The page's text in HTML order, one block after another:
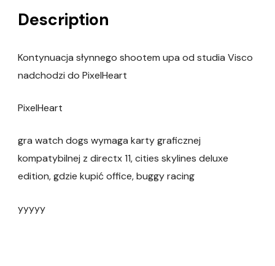
Description
Kontynuacja słynnego shootem upa od studia Visco
nadchodzi do PixelHeart
PixelHeart
gra watch dogs wymaga karty graficznej
kompatybilnej z directx 11, cities skylines deluxe
edition, gdzie kupić office, buggy racing
yyyyy